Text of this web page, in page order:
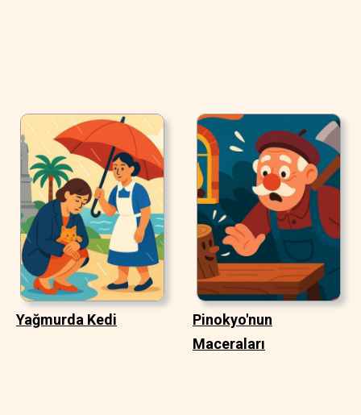
Yağmurda Kedi
Pinokyo'nun
Maceraları